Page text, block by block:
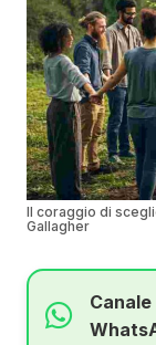
Il coraggio di
Gallagher
Canale